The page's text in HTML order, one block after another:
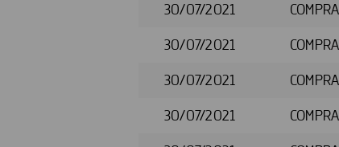
30/07/2021
COMPRA
30/07/2021
COMPRA
30/07/2021
COMPRA
30/07/2021
COMPRA